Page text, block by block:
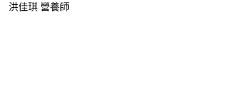
洪佳琪 營養師